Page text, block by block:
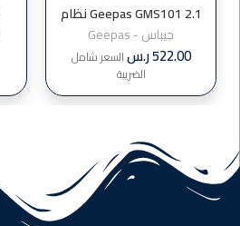
Geepas GMS101 2.1 نظام
مكبر صوت مدمج
جيباس - Geepas
522.00ر.سالسعر شامل
الضريبة